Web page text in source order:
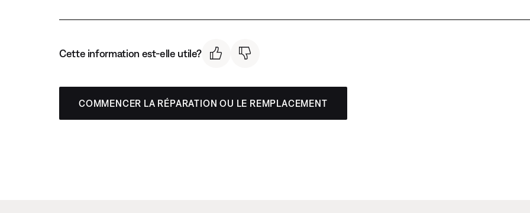
Cette information est-elle utile?
COMMENCER LA RÉPARATION OU LE REMPLACEMENT